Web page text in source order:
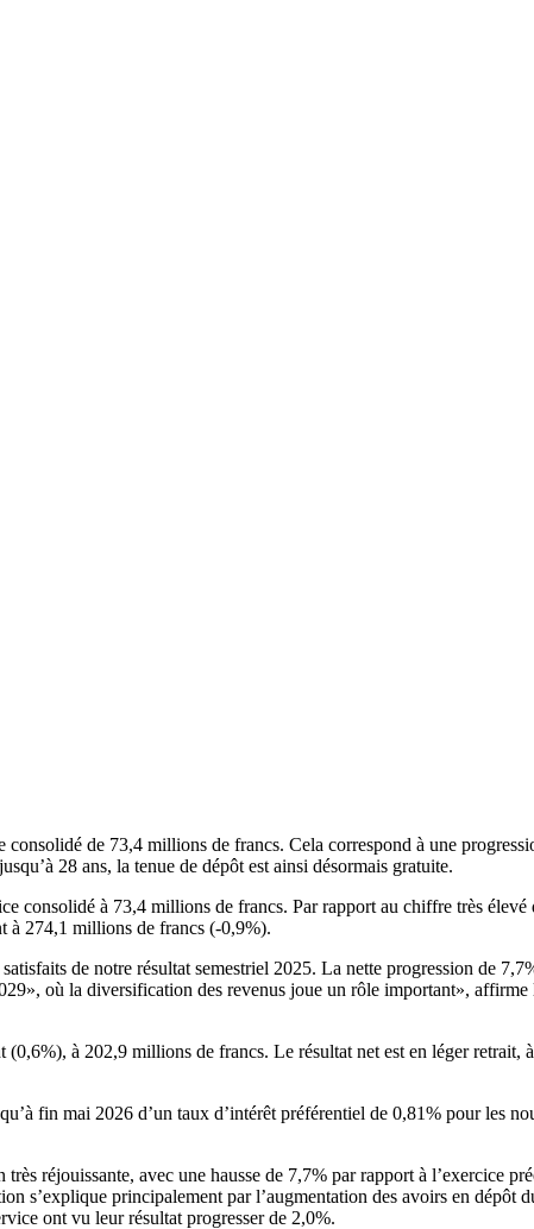
de 73,4 millions de francs. Cela correspond à une
28 ans, la tenue de dépôt est ainsi désormais gratuite.
consolidé à 73,4 millions de francs. Par rapport au chiffre très élevé
à 274,1 millions de francs (-0,9%).
de notre résultat semestriel 2025. La nette progression de
où la diversification des revenus joue un rôle important»,
(0,6%), à 202,9 millions de francs. Le résultat net est en léger
fin mai 2026 d’un taux d’intérêt préférentiel de 0,81% pour les
réjouissante, avec une hausse de 7,7% par rapport à l’exercice
s’explique principalement par l’augmentation des avoirs en dépôt
ont vu leur résultat progresser de 2,0%.